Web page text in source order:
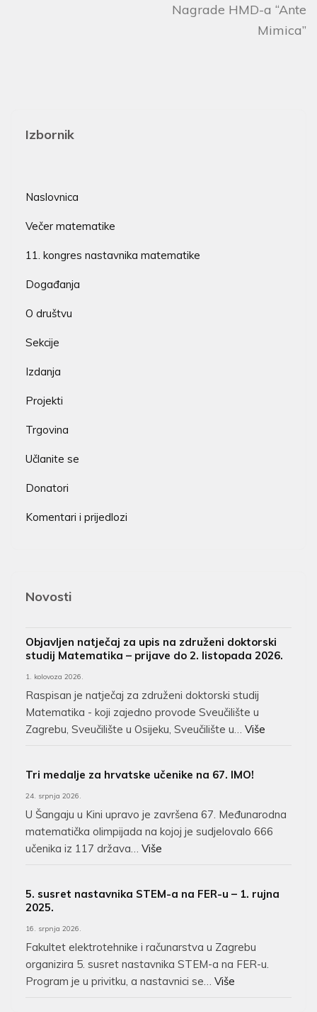
Nagrade HMD-a “Ante
Mimica”
Izbornik
Naslovnica
Večer matematike
11. kongres nastavnika matematike
Događanja
O društvu
Sekcije
Izdanja
Projekti
Trgovina
Učlanite se
Donatori
Komentari i prijedlozi
Novosti
Objavljen natječaj za upis na združeni doktorski
studij Matematika – prijave do 2. listopada 2026.
1. kolovoza 2026.
Raspisan je natječaj za združeni doktorski studij
Matematika - koji zajedno provode Sveučilište u
Zagrebu, Sveučilište u Osijeku, Sveučilište u… Više
Tri medalje za hrvatske učenike na 67. IMO!
24. srpnja 2026.
U Šangaju u Kini upravo je završena 67. Međunarodna
matematička olimpijada na kojoj je sudjelovalo 666
učenika iz 117 država… Više
5. susret nastavnika STEM-a na FER-u – 1. rujna
2025.
16. srpnja 2026.
Fakultet elektrotehnike i računarstva u Zagrebu
organizira 5. susret nastavnika STEM-a na FER-u.
Program je u privitku, a nastavnici se… Više